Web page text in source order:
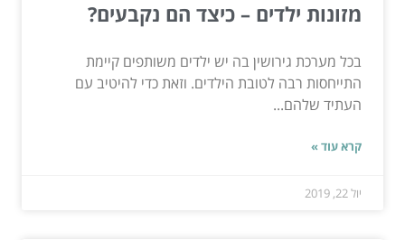
מזונות ילדים – כיצד הם נקבעים?
בכל מערכת גירושין בה יש ילדים משותפים קיימת
התייחסות רבה לטובת הילדים. וזאת כדי להיטיב עם
העתיד שלהם...
קרא עוד »
יול 22, 2019